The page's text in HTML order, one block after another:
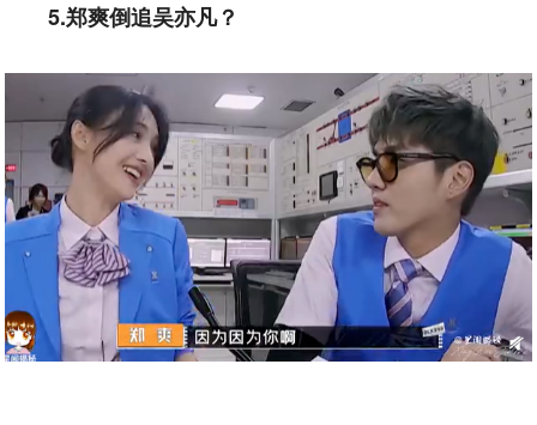
5.郑爽倒追吴亦凡？